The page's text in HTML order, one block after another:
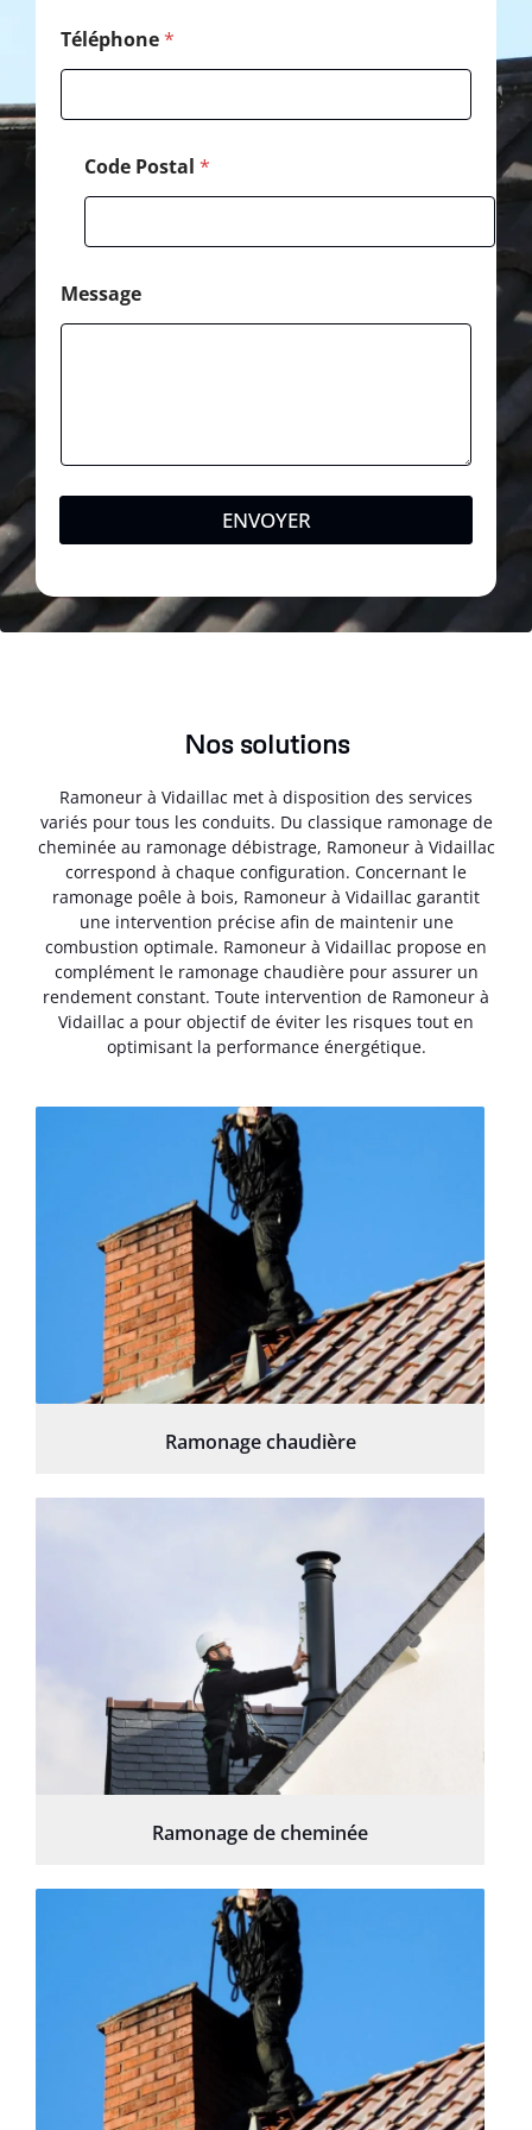
Téléphone*
Code Postal *
Message
ENVOYER
Nos solutions
Ramoneur à Vidaillac met à disposition des services
variés pour tous les conduits. Du classique ramonage de
cheminée au ramonage débistrage, Ramoneur à Vidaillac
correspond à chaque configuration. Concernant le
ramonage poêle à bois, Ramoneur à Vidaillac garantit
une intervention précise afin de maintenir une
combustion optimale. Ramoneur à Vidaillac propose en
complément le ramonage chaudière pour assurer un
rendement constant. Toute intervention de Ramoneur à
Vidaillac a pour objectif de éviter les risques tout en
optimisant la performance énergétique.
Ramonage chaudière
Ramonage de cheminée